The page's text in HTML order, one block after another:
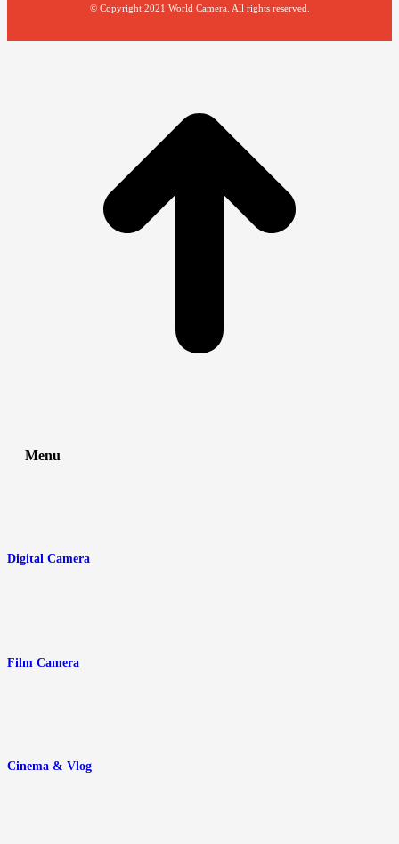
© Copyright 2021 World Camera. All rights reserved.
Menu
Digital Camera
Film Camera
Cinema & Vlog